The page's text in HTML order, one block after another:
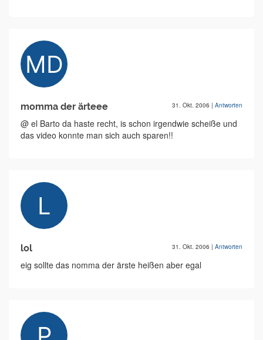
momma der ärteee 31. Okt. 2006 | Antworten
@ el Barto da haste recht, is schon irgendwie scheiße und
das video konnte man sich auch sparen!!
lol 31. Okt. 2006 | Antworten
eig sollte das nomma der ärste heißen aber egal